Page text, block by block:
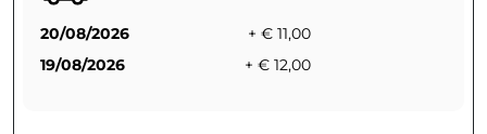
20/08/2026
+ € 11,00
19/08/2026
+ € 12,00